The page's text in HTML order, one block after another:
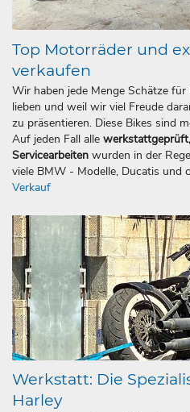
Top Motorräder und
verkaufen
Wir haben jede Menge Schätze
lieben und weil wir viel Freude
zu präsentieren. Diese Bikes sind
Auf jeden Fall alle
Servicearbeiten wurden in der
viele BMW - Modelle, Ducatis und
Verkauf
Werkstatt: Die
Harley